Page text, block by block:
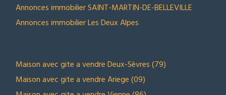
Annonces immobilier SAINT-MARTIN-DE-BELLEVILLE
Annonces immobilier Les Deux Alpes
Maison avec gite a vendre Deux-Sèvres (79)
Maison avec gite a vendre Ariege (09)